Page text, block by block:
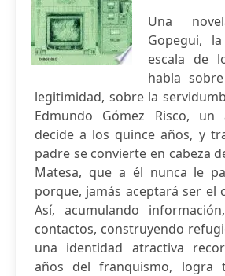
Una
Gopegui,
escala de
habla
legitimidad, sobre la
Edmundo Gómez Risco,
decide a los quince años, y
padre se convierte en cabeza
Matesa, que a él nunca le
porque, jamás aceptará ser el
Así, acumulando
contactos, construyendo
una identidad atractiva
años del franquismo, logra